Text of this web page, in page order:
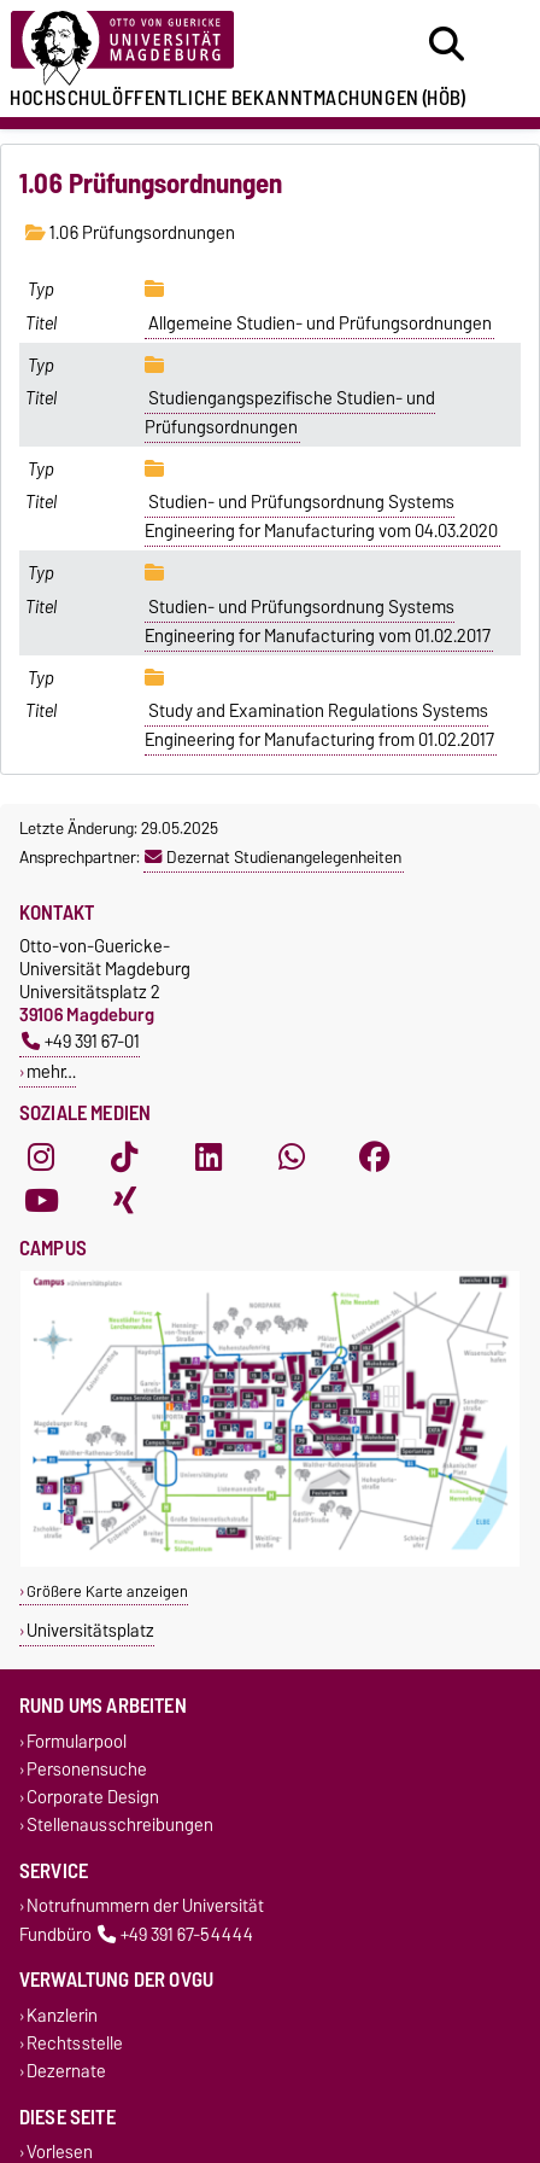
HOCHSCHULÖFFENTLICHEBEKANNTMACHUNGEN(HÖB)
1.06 Prüfungsordnungen
1.06 Prüfungsordnungen
Allgemeine Studien- und Prüfungsordnungen
Studiengangspezifische Studien- und
Prüfungsordnungen
Studien- und Prüfungsordnung Systems
Engineering for Manufacturing vom 04.03.2020
Studien- und Prüfungsordnung Systems
Engineering for Manufacturing vom 01.02.2017
Study and Examination Regulations Systems
Engineering for Manufacturing from 01.02.2017
Letzte Änderung: 29.05.2025
Ansprechpartner:
Dezernat Studienangelegenheiten
SOZIALE MEDIEN
KONTAKT
Otto-von-Guericke-
Universität Magdeburg
Universitätsplatz 2
39106 Magdeburg
+49 391 67-01
mehr…
CAMPUS
Größere Karte anzeigen
Universitätsplatz
RUND UMS ARBEITEN
Formularpool
Personensuche
Corporate Design
Stellenausschreibungen
SERVICE
Notrufnummern der Universität
Fundbüro
+49 391 67-54444
VERWALTUNG DER OVGU
Kanzlerin
Rechtsstelle
Dezernate
DIESE SEITE
Vorlesen